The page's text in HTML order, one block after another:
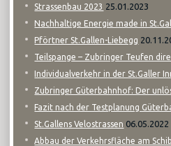
Strassenbau 2023 25.01.2023
Nachhaltige Energie made in
Pförtner St.Gallen-Liebegg
Teilspange – Zubringer Teufen
Individualverkehr in der St.Galler
Zubringer Güterbahnhof: Der
Fazit nach der Testplanung
St.Gallens Velostrassen 06.05.2022
Abbau der Verkehrsfläche am